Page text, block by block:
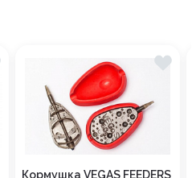
Кормушка VEGAS FEEDERS